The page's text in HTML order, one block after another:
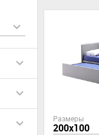
Размеры
200x100